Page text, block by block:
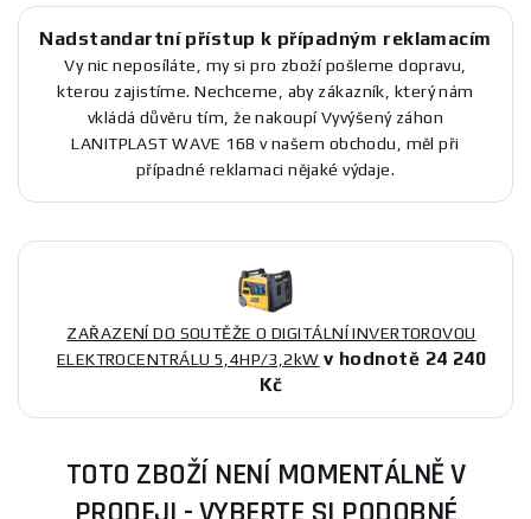
Nadstandartní přístup k případným reklamacím
Vy nic neposíláte, my si pro zboží pošleme dopravu,
kterou zajistíme. Nechceme, aby zákazník, který nám
vkládá důvěru tím, že nakoupí Vyvýšený záhon
LANITPLAST WAVE 168 v našem obchodu, měl při
případné reklamaci nějaké výdaje.
ZAŘAZENÍ DO SOUTĚŽE O DIGITÁLNÍ INVERTOROVOU
ELEKTROCENTRÁLU 5,4HP/3,2kW v hodnotě 24 240
Kč
TOTO ZBOŽÍ NENÍ MOMENTÁLNĚ V